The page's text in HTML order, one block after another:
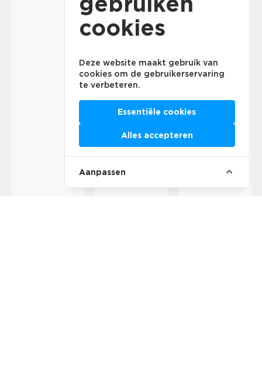
cookies
Deze website maakt gebruik van
cookies om de gebruikerservaring
te verbeteren.
Essentiële cookies
Alles accepteren
Aanpassen